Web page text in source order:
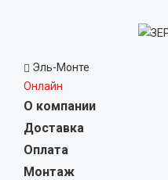
Эль-Монте
Онлайн
О компании
Доставка
Оплата
Монтаж